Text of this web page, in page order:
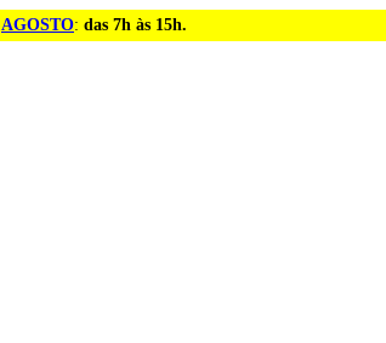
AGOSTO: das 7h às 15h.